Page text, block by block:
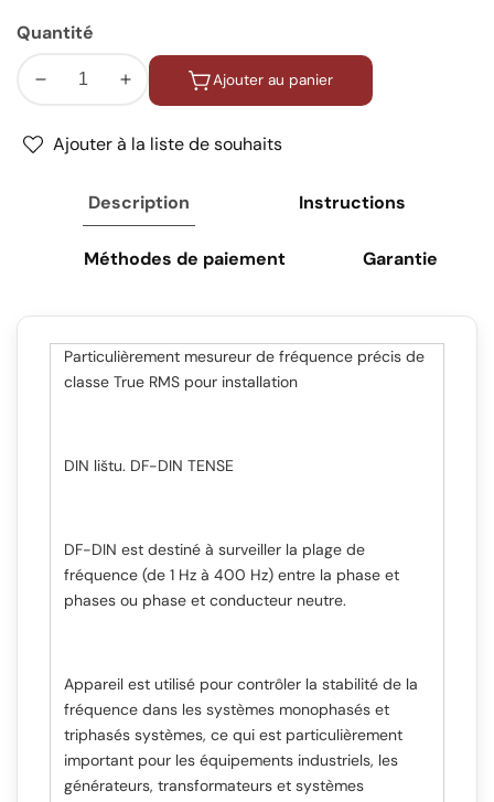
Quantité
Réduire
quantité
Compteur
de
fréquence
fréquence
numérique
compteurs
Augmenter
quantité
Compteur
DIN
de
fréquence
fréquence
numérique
compteurs
Ajouter au panier
Ajouter à la liste de souhaits
Description Instructions
Méthodes de paiement Garantie
Particulièrement mesureur de fréquence précis de
classe True RMS pour installation
DIN lištu. DF-DIN TENSE
DF-DIN est destiné à surveiller la plage de
fréquence (de 1 Hz à 400 Hz) entre la phase et
phases ou phase et conducteur neutre.
Appareil est utilisé pour contrôler la stabilité de la
fréquence dans les systèmes monophasés et
triphasés systèmes, ce qui est particulièrement
important pour les équipements industriels, les
générateurs, transformateurs et systèmes